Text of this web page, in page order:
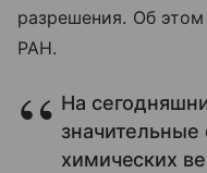
разрешения. Об этом
РАН.
На
химических